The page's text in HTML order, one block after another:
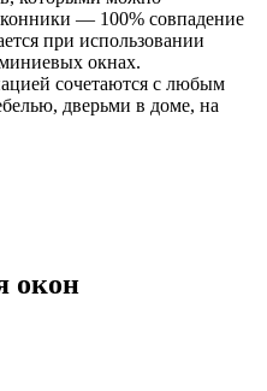
— 100% совпадение
при использовании
окнах.
сочетаются с любым
дверьми в доме, на
окон